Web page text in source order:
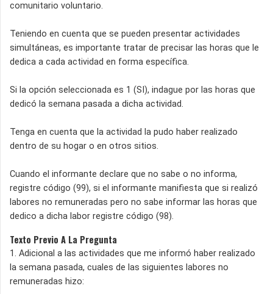
comunitario voluntario.
Teniendo en cuenta que se pueden presentar actividades
simultáneas, es importante tratar de precisar las horas que le
dedica a cada actividad en forma específica.
Si la opción seleccionada es 1 (SI), indague por las horas que
dedicó la semana pasada a dicha actividad.
Tenga en cuenta que la actividad la pudo haber realizado
dentro de su hogar o en otros sitios.
Cuando el informante declare que no sabe o no informa,
registre código (99), si el informante manifiesta que si realizó
labores no remuneradas pero no sabe informar las horas que
dedico a dicha labor registre código (98).
Texto Previo A La Pregunta
1. Adicional a las actividades que me informó haber realizado
la semana pasada, cuales de las siguientes labores no
remuneradas hizo: